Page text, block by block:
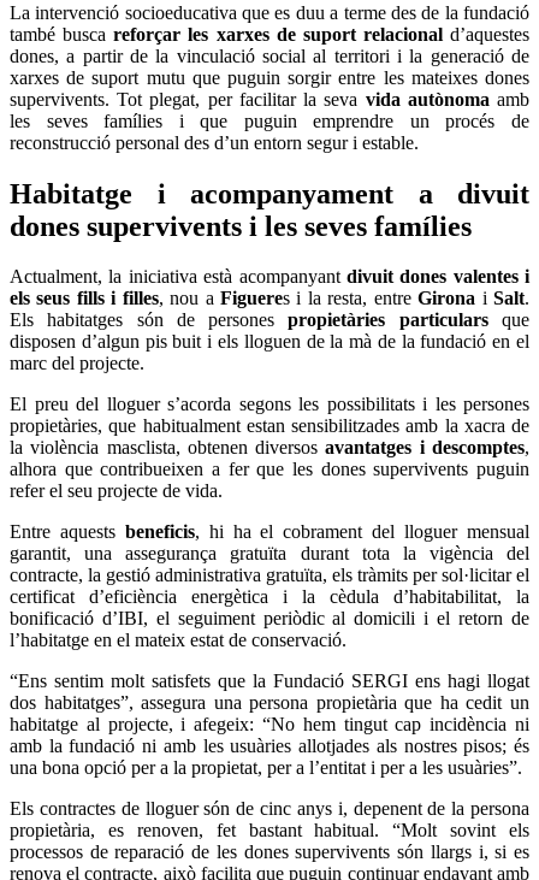
La intervenció socioeducativa que es duu a terme des de la fundació
també buscareforçar les xarxes de suport relacionald’aquestes
dones, a partir de la vinculació social al territori i la generació de
xarxes de suport mutu que puguin sorgir entre les mateixes dones
supervivents. Tot plegat, per facilitar la seva vida autònoma amb
les seves famílies i que puguin emprendre un procés de
reconstrucció personal des d’un entorn segur i estable.
Habitatge i acompanyament a divuit
dones supervivents i les seves famílies
Actualment, la iniciativa està acompanyant divuit dones valentes i
els seus fills i filles, nou aFigueres i la resta, entreGirona iSalt.
Els habitatges són de personespropietàries particularsque
disposen d’algun pis buit i els lloguen de la mà de la fundació en el
marc del projecte.
El preu del lloguer s’acorda segons les possibilitats i les persones
propietàries, que habitualment estan sensibilitzades amb la xacra de
la violència masclista, obtenen diversosavantatges i descomptes,
alhora que contribueixen a fer que les dones supervivents puguin
refer el seu projecte de vida.
Entre aquests beneficis, hi ha el cobrament del lloguer mensual
garantit, una assegurança gratuïta durant tota la vigència del
contracte, la gestió administrativa gratuïta, els tràmits per sol·licitar el
certificat d’eficiència energètica i la cèdula d’habitabilitat, la
bonificació d’IBI, el seguiment periòdic al domicili i el retorn de
l’habitatge en el mateix estat de conservació.
“Ens sentim molt satisfets que la Fundació SERGI ens hagi llogat
dos habitatges”, assegura una persona propietària que ha cedit un
habitatge al projecte, i afegeix: “No hem tingut cap incidència ni
amb la fundació ni amb les usuàries allotjades als nostres pisos; és
una bona opció per a la propietat, per a l’entitat i per a les usuàries”.
Els contractes de lloguer són de cinc anys i, depenent de la persona
propietària, es renoven, fet bastant habitual. “Molt sovint els
processos de reparació de les dones supervivents són llargs i, si es
renova el contracte, això facilita que puguin continuar endavant amb